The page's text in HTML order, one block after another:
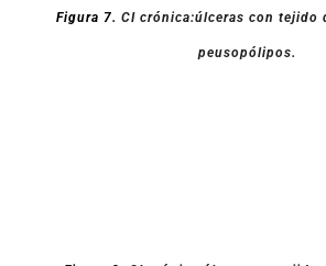
Figura 7. CI crónica:úlceras con tejido
peusopólipos.